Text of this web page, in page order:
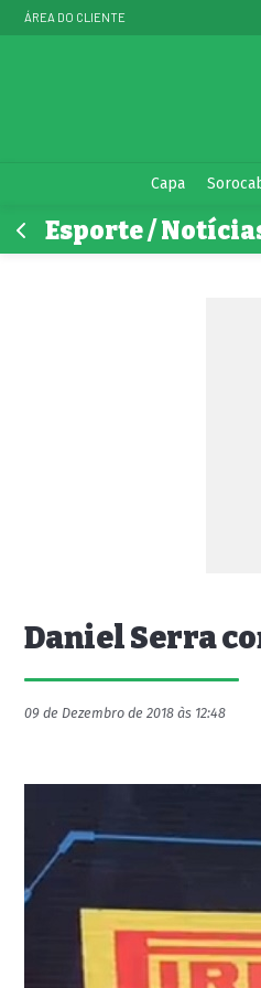
ÁREA DO CLIENTE
Capa
Esporte /
Daniel Serra
09 de Dezembro de 2018 às 12:48